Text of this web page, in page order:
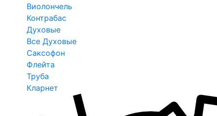
Виолончель
Контрабас
Духовые
Все Духовые
Саксофон
Флейта
Труба
Кларнет